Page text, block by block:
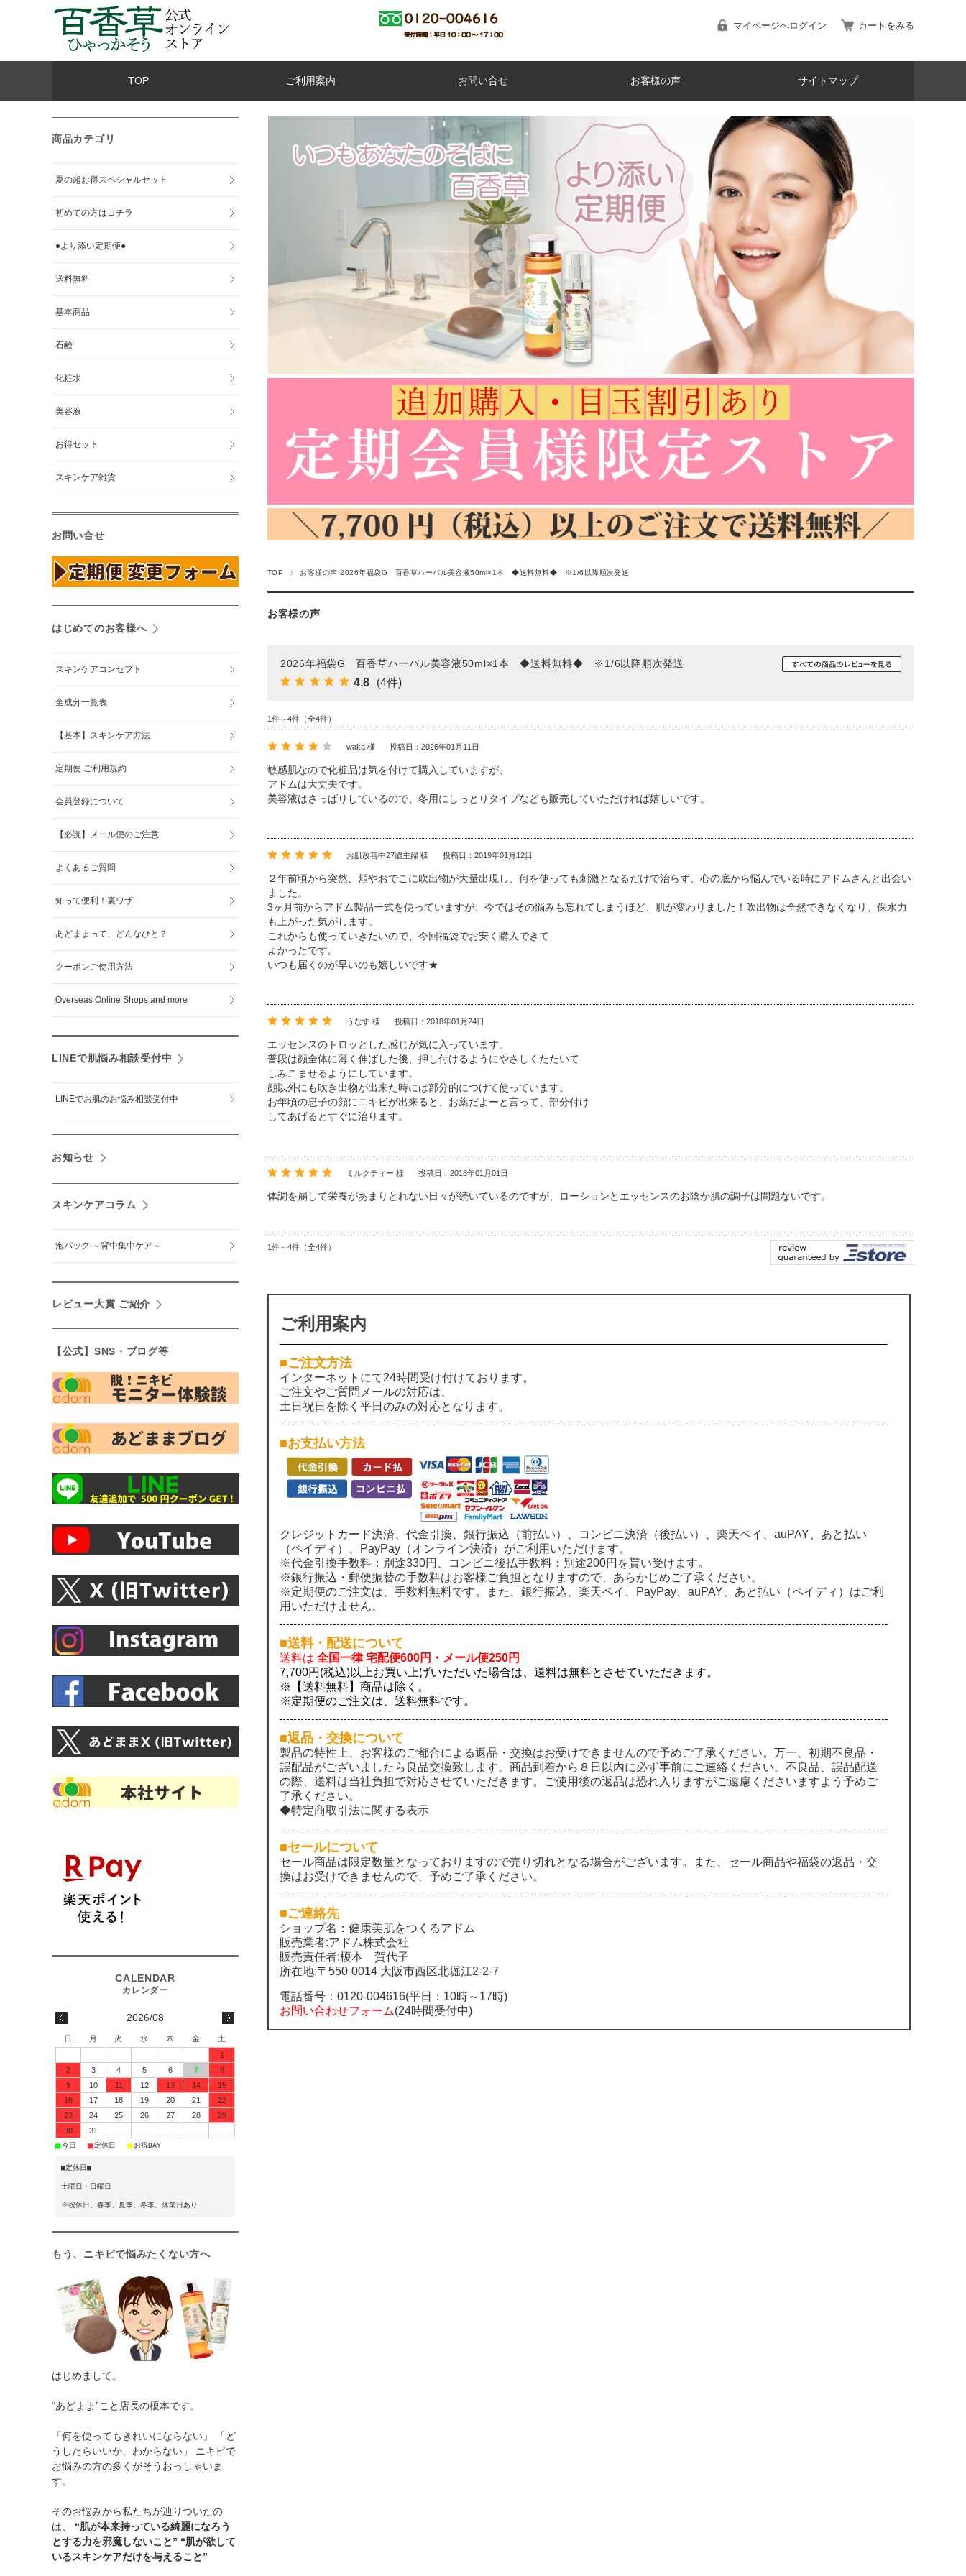
マイページへログイン カートをみる
TOP ご利用案内 お問い合せ お客様の声 サイトマップ
TOP お客様の声:2026年福袋G 百香草ハーバル美容液50ml×1本 ◆送料無料◆ ※1/6以降順次発送
お客様の声
2026年福袋G 百香草ハーバル美容液50ml×1本 ◆送料無料◆ ※1/6以降順次発送
4.8 (4件)
1件～4件（全4件）
waka 様 投稿日：2026年01月11日
敏感肌なので化粧品は気を付けて購入していますが、
アドムは大丈夫です。
美容液はさっぱりしているので、冬用にしっとりタイプなども販売していただければ嬉しいです。
お肌改善中27歳主婦 様 投稿日：2019年01月12日
２年前頃から突然、頬やおでこに吹出物が大量出現し、何を使っても刺激となるだけで治らず、心の底から悩んでいる時にアドムさんと出会い
ました。
3ヶ月前からアドム製品一式を使っていますが、今ではその悩みも忘れてしまうほど、肌が変わりました！吹出物は全然できなくなり、保水力
も上がった気がします。
これからも使っていきたいので、今回福袋でお安く購入できて
よかったです。
いつも届くのが早いのも嬉しいです★
うなす 様 投稿日：2018年01月24日
エッセンスのトロッとした感じが気に入っています。
普段は顔全体に薄く伸ばした後、押し付けるようにやさしくたたいて
しみこませるようにしています。
顔以外にも吹き出物が出来た時には部分的につけて使っています。
お年頃の息子の顔にニキビが出来ると、お薬だよーと言って、部分付け
してあげるとすぐに治ります。
ミルクティー 様 投稿日：2018年01月01日
体調を崩して栄養があまりとれない日々が続いているのですが、ローションとエッセンスのお陰か肌の調子は問題ないです。
1件～4件（全4件）
ご利用案内
■ご注文方法
インターネットにて24時間受け付けております。
ご注文やご質問メールの対応は、
土日祝日を除く平日のみの対応となります。
■お支払い方法
クレジットカード決済、代金引換、銀行振込（前払い）、コンビニ決済（後払い）、楽天ペイ、auPAY、あと払い
（ペイディ）、PayPay（オンライン決済）がご利用いただけます。
※代金引換手数料：別途330円、コンビニ後払手数料：別途200円を貰い受けます。
※銀行振込・郵便振替の手数料はお客様ご負担となりますので、あらかじめご了承ください。
※定期便のご注文は、手数料無料です。また、銀行振込、楽天ペイ、PayPay、auPAY、あと払い（ペイディ）はご利
用いただけません。
■送料・配送について
送料は 全国一律 宅配便600円・メール便250円
7,700円(税込)以上お買い上げいただいた場合は、送料は無料とさせていただきます。
※【送料無料】商品は除く。
※定期便のご注文は、送料無料です。
■返品・交換について
製品の特性上、お客様のご都合による返品・交換はお受けできませんので予めご了承ください。万一、初期不良品・
誤配品がございましたら良品交換致します。商品到着から８日以内に必ず事前にご連絡ください。不良品、誤品配送
の際、送料は当社負担で対応させていただきます。ご使用後の返品は恐れ入りますがご遠慮くださいますよう予めご
了承ください。
◆特定商取引法に関する表示
■セールについて
セール商品は限定数量となっておりますので売り切れとなる場合がございます。また、セール商品や福袋の返品・交
換はお受けできませんので、予めご了承ください。
■ご連絡先
ショップ名：健康美肌をつくるアドム
販売業者:アドム株式会社
販売責任者:榎本 賀代子
所在地:〒550-0014 大阪市西区北堀江2-2-7
電話番号： 0120-004616(平日：10時～17時)
お問い合わせフォーム(24時間受付中)
商品カテゴリ
夏の超お得スペシャルセット
初めての方はコチラ
●より添い定期便●
送料無料
基本商品
石鹸
化粧水
美容液
お得セット
スキンケア雑貨
お問い合せ
はじめてのお客様へ
スキンケアコンセプト
全成分一覧表
【基本】スキンケア方法
定期便 ご利用規約
会員登録について
【必読】メール便のご注意
よくあるご質問
知って便利！裏ワザ
あどままって、どんなひと？
クーポンご使用方法
Overseas Online Shops and more
LINEで肌悩み相談受付中
LINEでお肌のお悩み相談受付中
お知らせ
スキンケアコラム
泡パック ～背中集中ケア～
レビュー大賞 ご紹介
【公式】SNS・ブログ等
2026/08
日 月 火 水 木 金
土
1
2
3 4 5 6 7
8
9
10 11 12 13 14
15
16
17 18 19 20 21
22
23
24 25 26 27 28
29
30
31
■今日 ■定休日 ■お得DAY
■定休日■
土曜日・日曜日
※祝休日、春季、夏季、冬季、休業日あり
もう、ニキビで悩みたくない方へ
はじめまして。
“あどまま”こと店長の榎本です。
「何を使ってもきれいにならない」 「ど
うしたらいいか、わからない」 ニキビで
お悩みの方の多くがそうおっしゃいま
す。
そのお悩みから私たちが辿りついたの
は、 “肌が本来持っている綺麗になろう
とする力を邪魔しないこと” “肌が欲して
いるスキンケアだけを与えること”